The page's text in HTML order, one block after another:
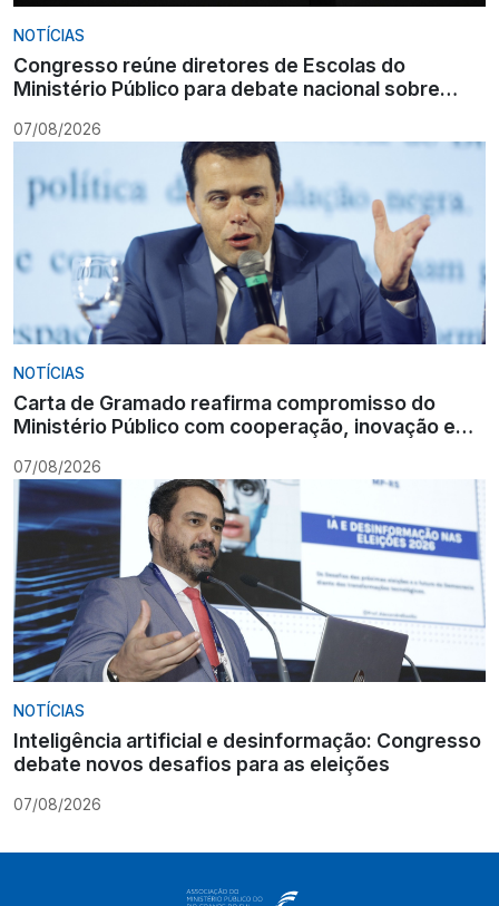
NOTÍCIAS
Congresso reúne diretores de Escolas do
Ministério Público para debate nacional sobre
07/08/2026
NOTÍCIAS
Carta de Gramado reafirma compromisso do
Ministério Público com cooperação, inovação e
07/08/2026
NOTÍCIAS
Inteligência artificial e desinformação: Congresso
debate novos desafios para as eleições
07/08/2026